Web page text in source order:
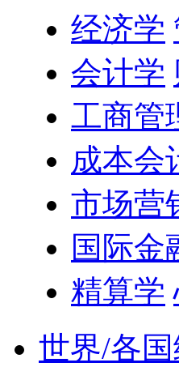
经济学
会计学
工商管
成本会
市场营
国际金
精算学
世界/各